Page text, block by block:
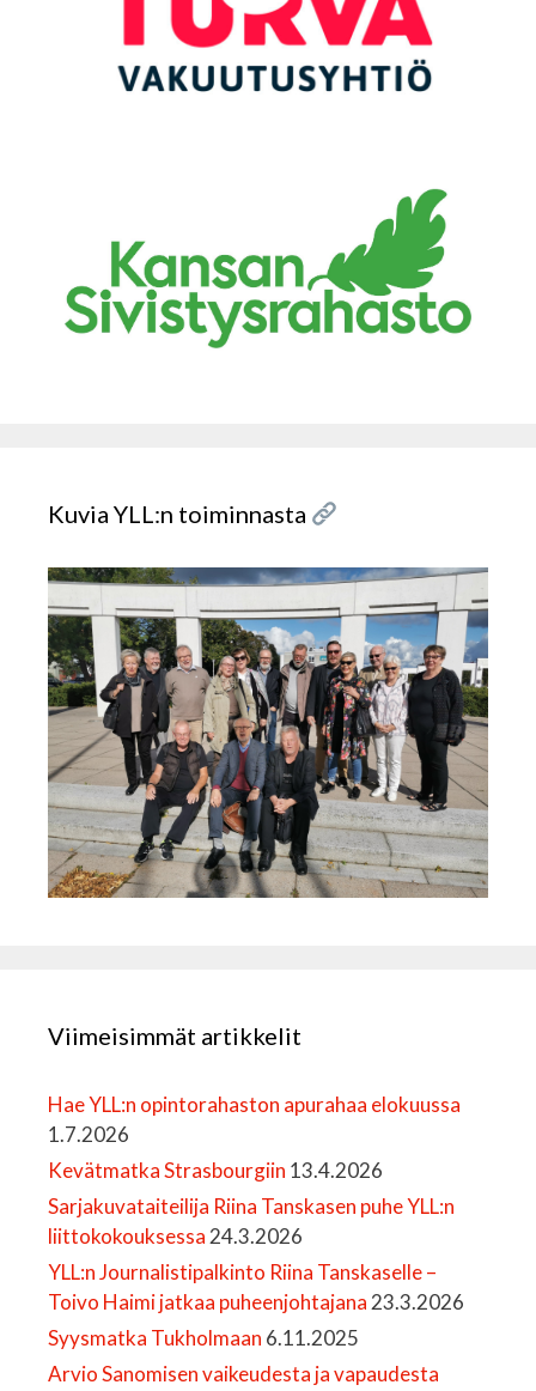
Kuvia YLL:n toiminnasta
Viimeisimmät artikkelit
Hae YLL:n opintorahaston apurahaa elokuussa
1.7.2026
Kevätmatka Strasbourgiin 13.4.2026
Sarjakuvataiteilija Riina Tanskasen puhe YLL:n
liittokokouksessa24.3.2026
YLL:n Journalistipalkinto Riina Tanskaselle –
Toivo Haimi jatkaa puheenjohtajana23.3.2026
Syysmatka Tukholmaan 6.11.2025
Arvio Sanomisen vaikeudesta ja vapaudesta